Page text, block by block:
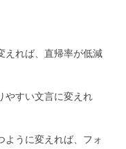
えれば、直帰率が低減
やすい文言に変えれ
ように変えれば、フォ